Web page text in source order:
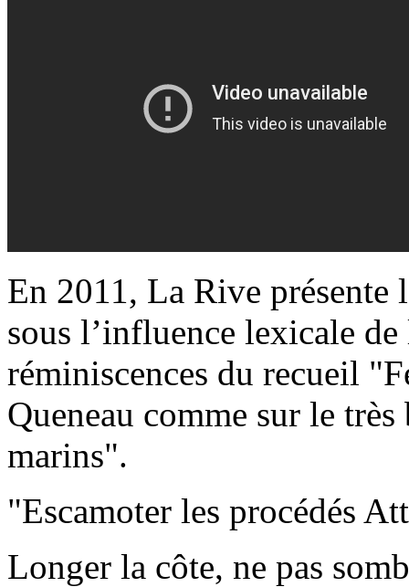
En 2011, La Rive présente
sous l’influence lexicale de
réminiscences du recueil
Queneau comme sur le
marins".
"Escamoter les procédés
Longer la côte, ne pas